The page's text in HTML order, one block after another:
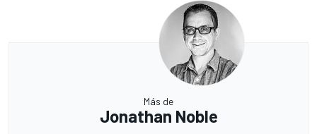
Más de
Jonathan Noble